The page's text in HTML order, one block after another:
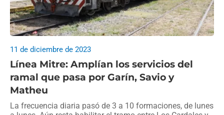
Línea Mitre: Amplían los servicios del
ramal que pasa por Garín, Savio y
Matheu
11 de diciembre de 2023
La frecuencia diaria pasó de 3 a 10 formaciones, de lunes